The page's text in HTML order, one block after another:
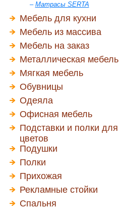
– Матрасы SERTA
Мебель для кухни
Мебель из массива
Мебель на заказ
Металлическая мебель
Мягкая мебель
Обувницы
Одеяла
Офисная мебель
Подставки и полки для
цветов
Подушки
Полки
Прихожая
Рекламные стойки
Спальня